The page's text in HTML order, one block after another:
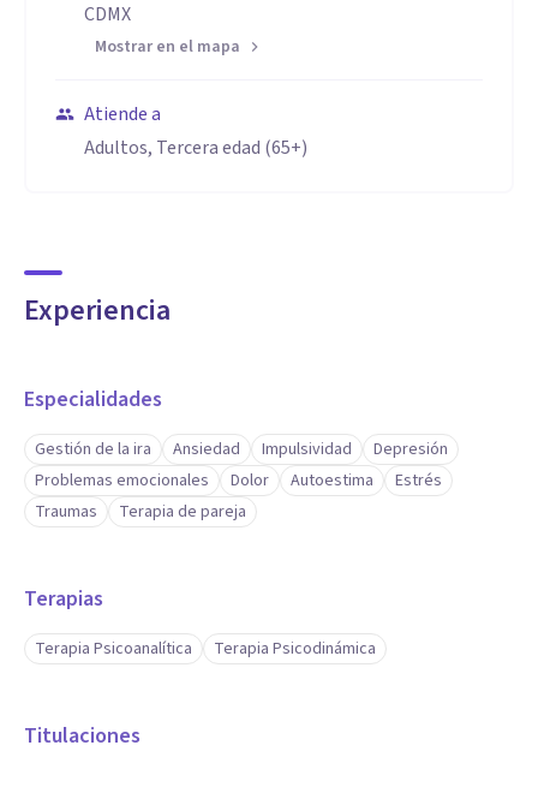
CDMX
Mostrar en el mapa
Atiende a
Adultos, Tercera edad (65+)
Experiencia
Especialidades
Gestión de la ira Ansiedad Impulsividad
Depresión
Problemas emocionales
Dolor Autoestima
Estrés
Traumas
Terapia de pareja
Terapias
Terapia Psicoanalítica Terapia Psicodinámica
Titulaciones